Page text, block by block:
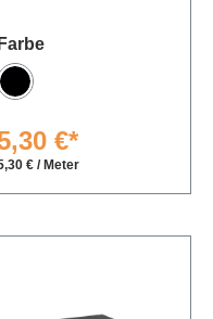
Farbeauswählen
Schwarz
€*
€ / Meter